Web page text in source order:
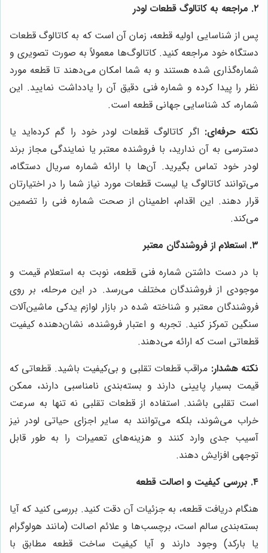
۲. مراجعه به کاتالوگ قطعات لودر
پس از شناسایی اولیه قطعه، زمان آن است که به کاتالوگ قطعات
دستگاه خود مراجعه کنید. کاتالوگ‌ها معمولاً به صورت تصویری و
شماره‌گذاری شده هستند و به شما امکان می‌دهند تا قطعه مورد
نظر را پیدا کرده و شماره فنی دقیق آن را یادداشت نمایید. این
شماره، کد شناسایی جهانی قطعه است.
نکته حرفه‌ای: اگر کاتالوگ قطعات لودر خود را گم کرده‌اید یا
دسترسی به آن ندارید، با فروشنده معتبر یا نمایندگی مجاز برند
لودر خود تماس بگیرید. آن‌ها با ارائه شماره سریال دستگاه،
می‌توانند کاتالوگ یا لیست قطعات مورد نیاز شما را در اختیارتان
قرار دهند. این اقدام، اطمینان از صحت شماره فنی را تضمین
می‌کند.
۳. استعلام از فروشندگان معتبر
با در دست داشتن شماره فنی قطعه، نوبت به استعلام قیمت و
موجودی از فروشندگان مختلف می‌رسد. در این مرحله، بر روی
فروشندگان معتبر و شناخته شده در بازار لوازم یدکی ماشین‌آلات
سنگین تمرکز کنید. تجربه و اعتبار فروشنده، نشان‌دهنده کیفیت
قطعاتی است که ارائه می‌دهند.
نکته هشدار: مراقب قطعات تقلبی و بی‌کیفیت باشید. قطعاتی که
قیمت بسیار پایینی دارند و بسته‌بندی نامناسبی دارند، ممکن
است تقلبی باشند. استفاده از قطعات تقلبی نه تنها به سرعت
خراب می‌شوند، بلکه می‌توانند به سایر اجزای حیاتی لودر نیز
آسیب جدی وارد کنند و هزینه‌های تعمیرات را به طور قابل
توجهی افزایش دهند.
۴. بررسی کیفیت و اصالت قطعه
هنگام دریافت قطعه، به جزئیات آن دقت کنید. بررسی کنید که آیا
بسته‌بندی سالم است، برچسب‌ها و علائم اصالت (مانند هولوگرام
یا بارکد) وجود دارند و آیا کیفیت ساخت قطعه مطابق با